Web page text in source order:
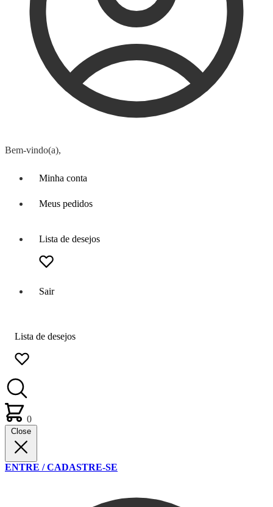
Bem-vindo(a),
Minha conta
Meus pedidos
Lista de desejos
Sair
Lista de desejos
0
Close
ENTRE / CADASTRE-SE